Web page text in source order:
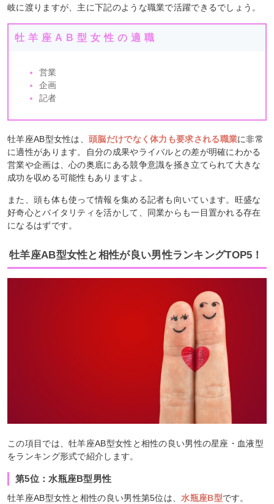
岐に渡りますが、主に下記のような職業で活躍できるでしょう。
牡羊座AB型女性の適職
営業
企画
記者
牡羊座AB型女性は、 頭脳だけでなく体力も要求される職業に非常
に適性があります。自分の成果やライバルとの差が明確にわかる
営業や企画は、心の奥底にある競争意識を掻き立てられて大きな
成功を収める可能性もありますよ。
また、頭も体も使って情報を集める記者も向いています。旺盛な
好奇心とバイタリティを活かして、同業からも一目置かれる存在
になるはずです。
牡羊座AB型女性と相性が良い男性ランキングTOP5！
この項目では、牡羊座AB型女性と相性の良い男性の星座・血液型
をランキング形式で紹介します。
第5位：水瓶座B型男性
牡羊座AB型女性と相性の良い男性第5位は、水瓶座B型です。